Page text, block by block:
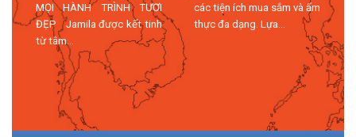
MỌI HÀNH TRÌNH TƯƠI
ĐẸP Jamila được kết tinh
từ tâm...
các tiện ích mua sắm và ẩm
thực đa dạng. Lựa...